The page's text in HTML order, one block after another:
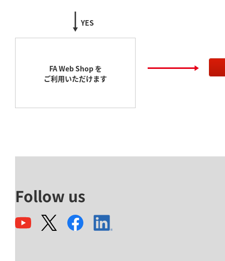
YES
FA Web Shop を
ご利用いただけます
Follow us